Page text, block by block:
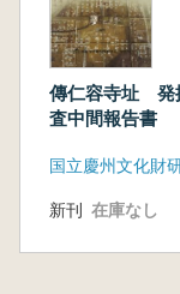
傳仁容寺址 発
査中間報告書
新刊 在庫なし